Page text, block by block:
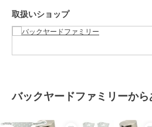
アテンションタグ、ご使用上の注意事項
来の目的以外にはご使用にならないで
よだれカバー 抱っこ紐 首周り 通販
女の子 かわいい ベビー用品 ベビーグ
取扱いショップ
バックヤードファミリーか